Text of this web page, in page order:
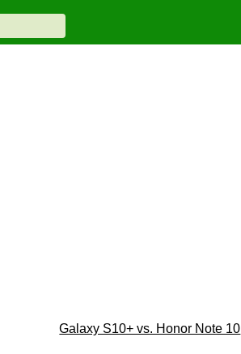
Galaxy S10+ vs. Honor Note 10